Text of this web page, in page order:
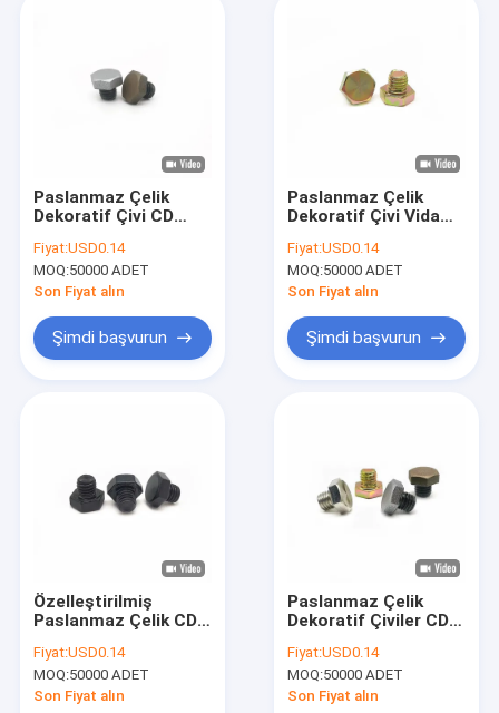
Hakkımızda
Haberler
Paslanmaz Çelik
Dekoratif Çivi CD
Çok Özellikli Tam Diş
Fiyat:USD0.14
MOQ:50000 ADET
Son Fiyat alın
Şimdi başvurun
Paslanmaz Çelik
Dekoratif Çivi Vida
Özellikli Tam Diş
Fiyat:USD0.14
MOQ:50000 ADET
Son Fiyat alın
Şimdi başvurun
Özelleştirilmiş
Paslanmaz Çelik CD
Dekoratif Çivi Tam
Diş
Fiyat:USD0.14
MOQ:50000 ADET
Son Fiyat alın
Paslanmaz Çelik
Dekoratif Çiviler CD
Fiyat:USD0.14
MOQ:50000 ADET
Son Fiyat alın